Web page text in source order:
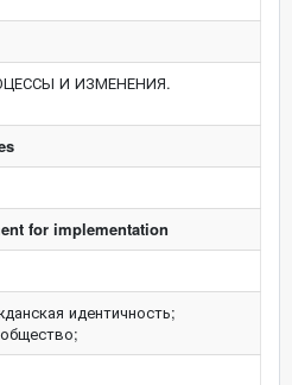
И ИЗМЕНЕНИЯ.
for implementation
идентичность;